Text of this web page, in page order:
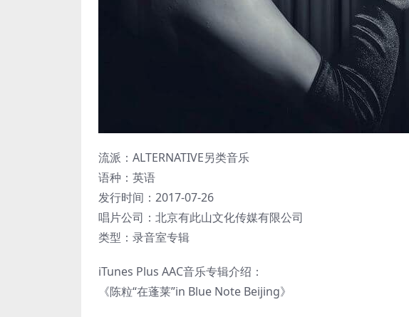
流派：ALTERNATIVE另类音乐
语种：英语
发行时间：2017-07-26
唱片公司：北京有此山文化传媒有限公司
类型：录音室专辑
iTunes Plus AAC音乐专辑介绍：
《陈粒“在蓬莱”in Blue Note Beijing》